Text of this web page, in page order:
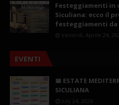
Festeggiamenti in
Siculiana: ecco il
festeggiamenti da
Venerdì, Aprile 24,
EVENTI
📅 ESTATE
SICULIANA
July 24, 2026